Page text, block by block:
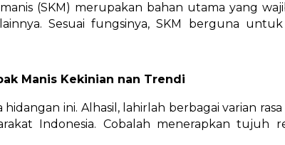
(SKM) merupakan bahan utama yang
lainnya. Sesuai fungsinya, SKM berguna
Manis Kekinian nan Trendi
ini. Alhasil, lahirlah berbagai varian
Indonesia. Cobalah menerapkan tujuh